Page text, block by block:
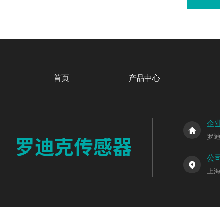
首页 产品中心
企
罗
公
上